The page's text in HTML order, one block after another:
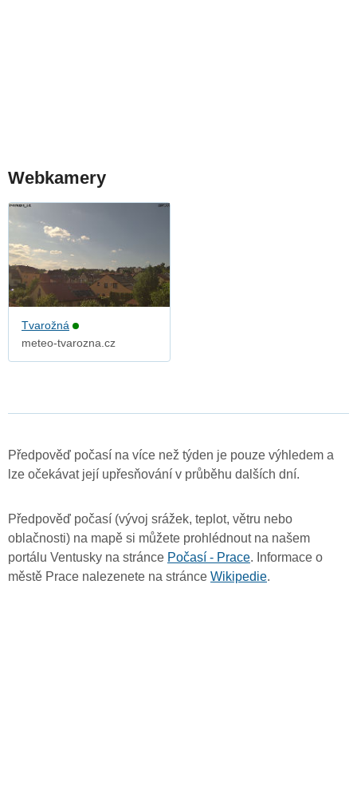
Webkamery
Tvarožná
meteo-tvarozna.cz
Předpověď počasí na více než týden je pouze výhledem a
lze očekávat její upřesňování v průběhu dalších dní.
Předpověď počasí (vývoj srážek, teplot, větru nebo
oblačnosti) na mapě si můžete prohlédnout na našem
portálu Ventusky na stránce Počasí - Prace. Informace o
městě Prace nalezenete na stránce Wikipedie.